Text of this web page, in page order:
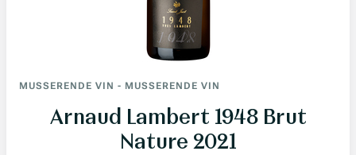
MUSSERENDE VIN - MUSSERENDE VIN
Arnaud Lambert 1948 Brut
Nature 2021